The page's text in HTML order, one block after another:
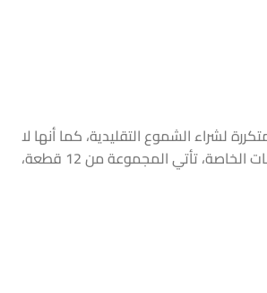
لشراء الشموع التقليدية، كما أنها لا
تحتوي على لهب حقيقي، توفر الشموع إضاءة دافئة وهادئة، ويمكن إستخدامها لتزيين غرف المعيشة وغرف النوم أو حتى في حفلات الزفاف والمناسبات الخاصة، تأتي المجموعة من 12 قطعة،